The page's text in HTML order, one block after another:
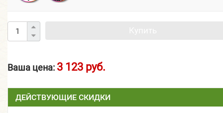
Ваша цена: 3 123 руб.
ДЕЙСТВУЮЩИЕ СКИДКИ